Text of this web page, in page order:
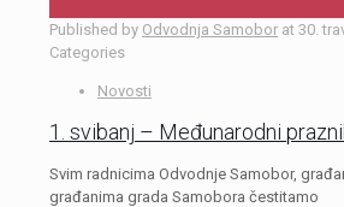
Published by Odvodnja Samobor at 30.
Categories
Novosti
1. svibanj – Međunarodni
Svim radnicima Odvodnje Samobor,
građanima grada Samobora čestitamo